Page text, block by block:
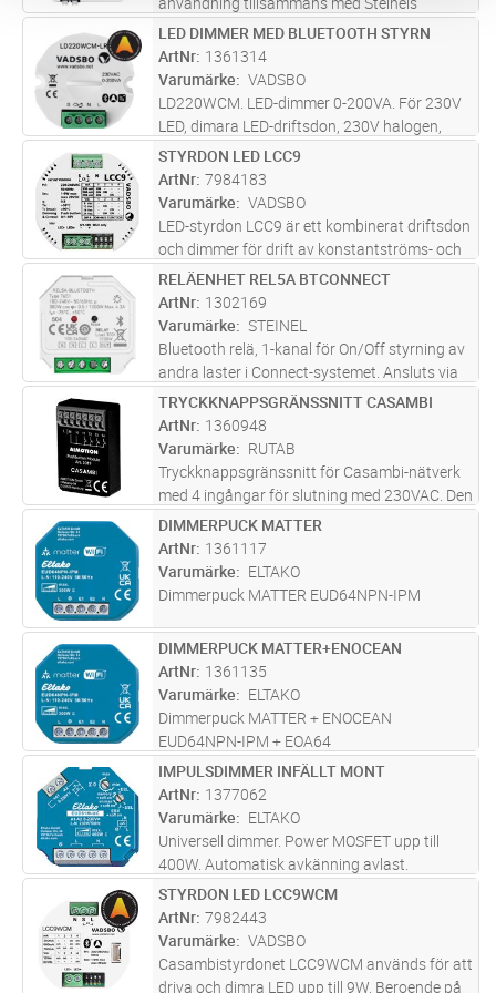
armaturer och sensorer inom Connect-
systemet. Enheten gör det möjligt att ansluta
upp till fyra extra tryckknappar. Tänd-
släc...läs mer
ST Lägg i kundvagn
LED DIMMER MED BLUETOOTH STYRN
ArtNr 1361314
Varumärke
VADSBO
LD220WCM. LED-dimmer 0-200VA. För 230V
LED, dimara LED-driftsdon, 230V halogen,
vanligt glödljus samt elektronisk trafo. Styrs
med push och/eller app via Casambi.
Kompakt design anpassad för dosa. In
mer
ST Lägg i kundvagn
STYRDON LED LCC9
ArtNr 7984183
Varumärke
VADSBO
LED-styrdon LCC9 är ett kombinerat driftsdon
och dimmer för drift av konstantströms- och
konstantspännings-LED upp till 9W. Dimbar
med vippströmbrytare eller 1-10Vdc reglering.
ST Lägg i kundvagn
RELÄENHET REL5A BTCONNECT
ArtNr 1302169
Varumärke
STEINEL
Bluetooth relä, 1-kanal för On/Off styrning av
andra laster i Connect-systemet. Ansluts via
app till Steinels armaturer och sensorer i
Connect systemet. Krypterad kommunikation
med Bluetooth Mesh mel
ST Lägg i kundvagn
TRYCKKNAPPSGRÄNSSNITT CASAMBI
ArtNr 1360948
Varumärke
RUTAB
Tryckknappsgränssnitt för Casambi-nätverk
med 4 ingångar för slutning med 230VAC. Den
kan kombineras med standard tryckknappar
eller exempelvis rörelsedetektorer. Det lilla
formatet gör det möjligt a
ST Lägg i kundvagn
DIMMERPUCK MATTER
ArtNr 1361117
Varumärke
ELTAKO
Dimmerpuck MATTER EUD64NPN-IPM
ST Lägg i kundvagn
DIMMERPUCK MATTER+ENOCEAN
ArtNr 1361135
Varumärke
ELTAKO
Dimmerpuck MATTER + ENOCEAN
EUD64NPN-IPM + EOA64
ST Lägg i kundvagn
IMPULSDIMMER INFÄLLT MONT
ArtNr 1377062
Varumärke
ELTAKO
Universell dimmer. Power MOSFET upp till
400W. Automatisk avkänning avlast.
"Standby" förbrukning endast 0,1 watt.
Lägsta ljusnivå kan ställas in.Med
barnkammar- och insomningsfunktion.
ST Lägg i kundvagn
STYRDON LED LCC9WCM
ArtNr 7982443
Varumärke
VADSBO
Casambistyrdonet LCC9WCM används för att
driva och dimra LED upp till 9W. Beroende på